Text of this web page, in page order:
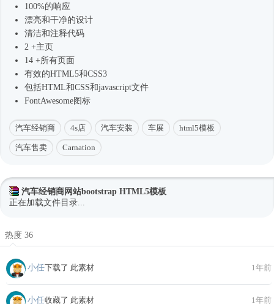
100%的响应
漂亮和干净的设计
清洁和注释代码
2 +主页
14 +所有页面
有效的HTML5和CSS3
包括HTML和CSS和javascript文件
FontAwesome图标
汽车经销商 4s店 汽车安装 车展 html5模板
汽车售卖 Carnation
汽车经销商网站bootstrap HTML5模板
正在加载文件目录...
热度 36
小任下载了 此素材 1年前
小任收藏了 此素材 1年前